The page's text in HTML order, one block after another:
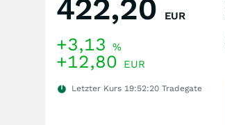
422,20 EUR
+3,13 %
+12,80 EUR
Letzter Kurs 19:52:20 Tradegate